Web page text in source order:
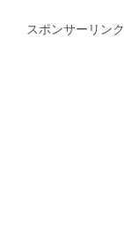
スポンサーリンク